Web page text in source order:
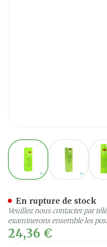
View larger image
View
24,36 €
En rupture de stock
Veuillez nous contacter par
examinerons ensemble les